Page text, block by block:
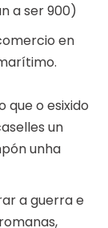
a ser 900)
en
o esixido
un
unha
a guerra e